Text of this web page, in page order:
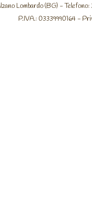
Lombardo (BG) -
P.IVA.: 03339990164 -